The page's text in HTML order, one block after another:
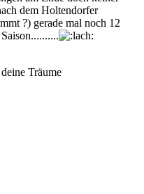
dem Holtendorfer
?) gerade mal noch 12
Träume